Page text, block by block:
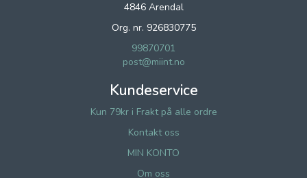
4846 Arendal
Org. nr. 926830775
99870701
post@miint.no
Kundeservice
Kun 79kr i Frakt på alle ordre
Kontakt oss
MIN KONTO
Om oss